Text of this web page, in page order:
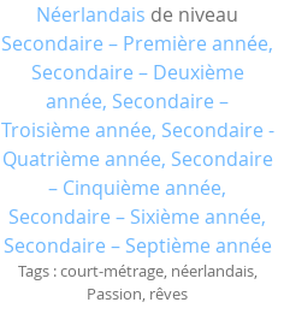
Néerlandais de niveau
Secondaire – Première année,
Secondaire – Deuxième
année, Secondaire –
Troisième année, Secondaire -
Quatrième année, Secondaire
– Cinquième année,
Secondaire – Sixième année,
Secondaire – Septième année
Tags : court-métrage, néerlandais,
Passion, rêves